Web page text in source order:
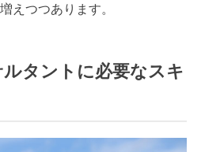
えつつあります。
タントに必要なスキ